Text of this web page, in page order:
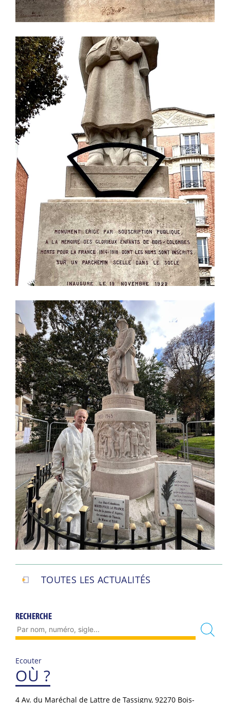
TOUTES LES ACTUALITÉS
RECHERCHE
Ecouter
OÙ ?
4 Av. du Maréchal de Lattre de Tassigny, 92270 Bois-